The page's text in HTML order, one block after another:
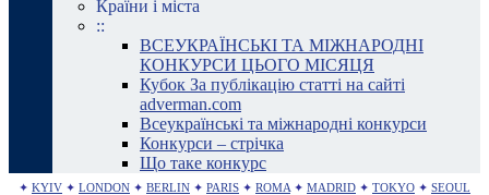
Країни і міста
::
ВСЕУКРАЇНСЬКІ ТА МІЖНАРОДНІ
КОНКУРСИ ЦЬОГО МІСЯЦЯ
Кубок За публікацію статті на сайті
adverman.com
Всеукраїнські та міжнародні конкурси
Конкурси – стрічка
Що таке конкурс
✦ KYIV ✦ LONDON ✦ BERLIN ✦ PARIS ✦ ROMA ✦ MADRID ✦ TOKYO ✦ SEOUL